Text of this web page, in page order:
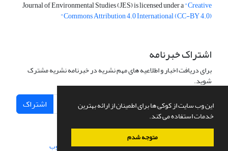
این وب سایت از کوکی ها برای اطمینان از ارائه بهترین
خدمات استفاده می کند.
متوجه شدم
Journal of Environmental Studies (JES) is licensed under a"Creative
Commons Attribution 4.0 International (CC-BY 4.0)"
اشتراک خبرنامه
برای دریافت اخبار و اطلاعیه های مهم نشریه در خبرنامه نشریه مشترک
شوید.
اشتراک
سامانه مدیریت نشریات علمی.طراحی و پیاده سازی از سیناوب